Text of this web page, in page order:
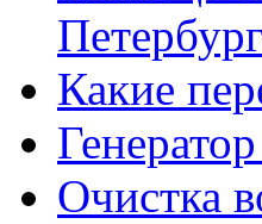
Какие
Очистка